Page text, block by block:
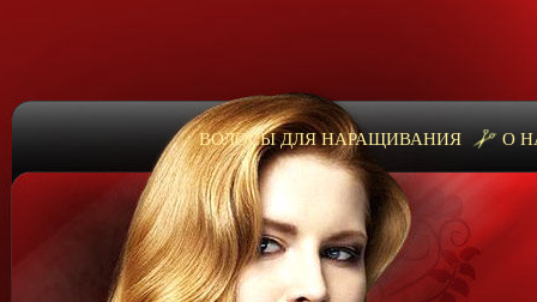
ВОЛОСЫ ДЛЯ НАРАЩИВАНИЯ О